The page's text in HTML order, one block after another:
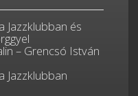
és
– Grencsó István
Jazzklubban